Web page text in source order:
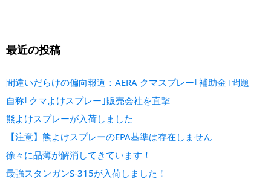
最近の投稿
間違いだらけの偏向報道：AERA クマスプレー｢補助金｣問題
自称｢クマよけスプレー｣販売会社を直撃
熊よけスプレーが入荷しました
【注意】熊よけスプレーのEPA基準は存在しません
徐々に品薄が解消してきています！
最強スタンガンS-315が入荷しました！